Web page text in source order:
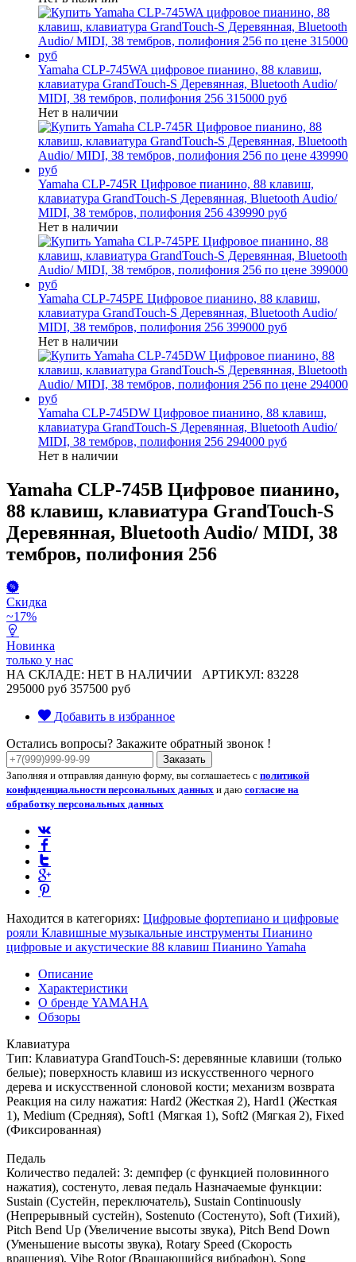
Yamaha CLP-745WA цифровое пианино, 88 клавиш,
клавиатура GrandTouch-S Деревянная, Bluetooth Audio/
MIDI, 38 тембров, полифония 256 315000 руб
Нет в наличии
Yamaha CLP-745R Цифровое пианино, 88 клавиш,
клавиатура GrandTouch-S Деревянная, Bluetooth Audio/
MIDI, 38 тембров, полифония 256 439990 руб
Нет в наличии
Yamaha CLP-745PE Цифровое пианино, 88 клавиш,
клавиатура GrandTouch-S Деревянная, Bluetooth Audio/
MIDI, 38 тембров, полифония 256 399000 руб
Нет в наличии
Yamaha CLP-745DW Цифровое пианино, 88 клавиш,
клавиатура GrandTouch-S Деревянная, Bluetooth Audio/
MIDI, 38 тембров, полифония 256 294000 руб
Нет в наличии
Yamaha CLP-745B Цифровое пианино,
88 клавиш, клавиатура GrandTouch-S
Деревянная, Bluetooth Audio/ MIDI, 38
тембров, полифония 256
Скидка
~17%
Новинка
только у нас
НА СКЛАДЕ: НЕТ В НАЛИЧИИ АРТИКУЛ: 83228
295000 руб 357500 руб
Добавить в избранное
Остались вопросы? Закажите обратный звонок !
Заказать
Заполняя и отправляя данную форму, вы соглашаетесь с политикой
конфиденциальности персональных данных и даю согласие на
обработку персональных данных
Находится в категориях: Цифровые фортепиано и цифровые
рояли Клавишные музыкальные инструменты Пианино
цифровые и акустические 88 клавиш Пианино Yamaha
Описание
Характеристики
О бренде YAMAHA
Обзоры
Клавиатура
Тип: Клавиатура GrandTouch-S: деревянные клавиши (только
белые); поверхность клавиш из искусственного черного
дерева и искусственной слоновой кости; механизм возврата
Реакция на силу нажатия: Hard2 (Жесткая 2), Hard1 (Жесткая
1), Medium (Средняя), Soft1 (Мягкая 1), Soft2 (Мягкая 2), Fixed
(Фиксированная)
Педаль
Количество педалей: 3: демпфер (с функцией половинного
нажатия), состенуто, левая педаль Назначаемые функции:
Sustain (Сустейн, переключатель), Sustain Continuously
(Непрерывный сустейн), Sostenuto (Состенуто), Soft (Тихий),
Pitch Bend Up (Увеличение высоты звука), Pitch Bend Down
(Уменьшение высоты звука), Rotary Speed (Скорость
вращения), Vibe Rotor (Вращающийся вибрафон), Song